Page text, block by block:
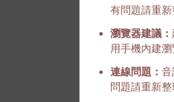
有問題請重
瀏覽器建議：
用手機內建
連線問題： 音
問題請重新